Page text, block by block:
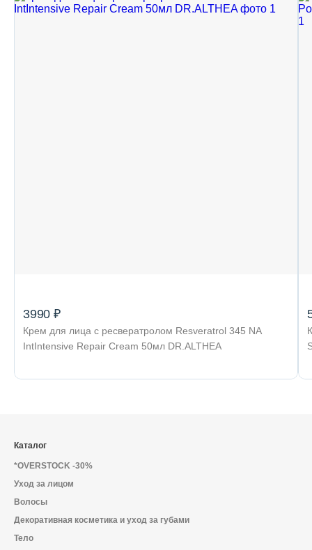
3990 ₽
Крем для лица с ресвератролом Resveratrol 345 NA
IntIntensive Repair Cream 50мл DR.ALTHEA
Каталог
*OVERSTOCK -30%
Уход за лицом
Волосы
Декоративная косметика и уход за губами
Тело